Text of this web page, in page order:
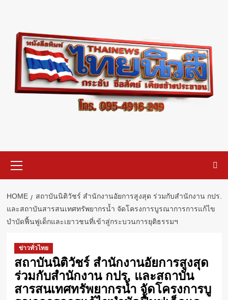
content
Menu
HOME
สถาบันนิติวัชร์ สำนักงานอัยการสูงสุด ร่วมกับสำนักงาน กปร.
และสถาบันสารสนเทศทรัพยากรน้ำ จัดโครงการบูรณาการการแก้ไข
บำบัดฟื้นฟูเด็กและเยาวชนที่เข้าสู่กระบวนการยุติธรรมฯ
ข่าวทั่วไทย
สถาบันนิติวัชร์ สำนักงานอัยการสูงสุด
ร่วมกับสำนักงาน กปร. และสถาบัน
สารสนเทศทรัพยากรน้ำ จัดโครงการบู